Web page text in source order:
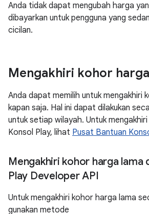
Anda tidak dapat mengubah harga
dibayarkan untuk pengguna yang
cicilan.
Mengakhiri kohor
Anda dapat memilih untuk mengakhiri
kapan saja. Hal ini dapat dilakukan
untuk setiap wilayah. Untuk
Konsol Play, lihat Pusat Bantuan
Mengakhiri kohor harga lama
Play Developer API
Untuk mengakhiri kohor harga lama
gunakan metode